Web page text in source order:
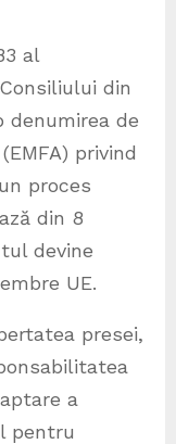
al
din
denumirea de
privind
proces
din 8
devine
UE.
presei,
a
pentru